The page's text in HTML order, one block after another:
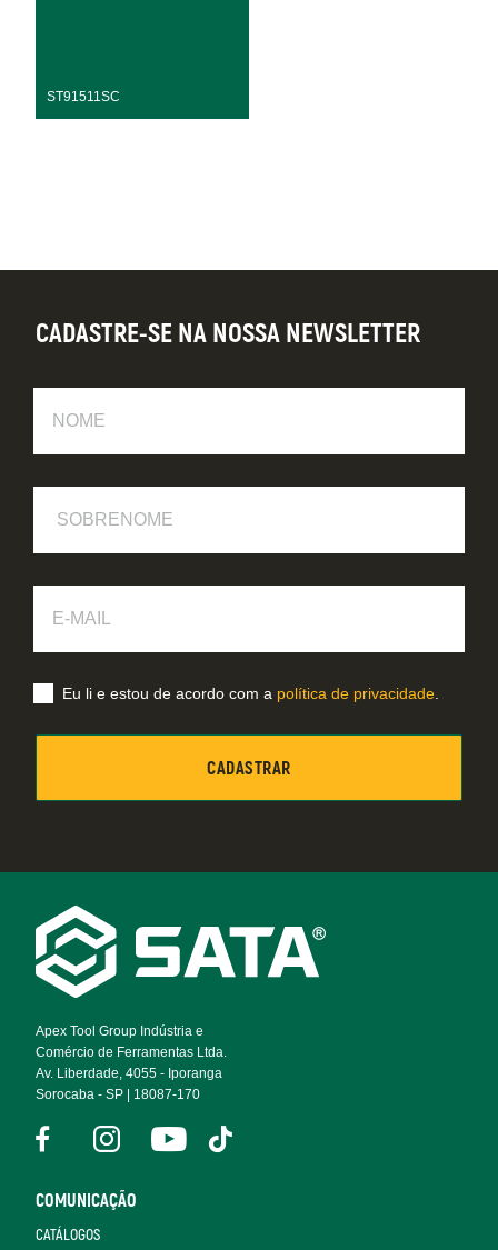
ST91511SC
Footer
Navigation
Apex Tool Group Indústria e
Comércio de Ferramentas Ltda.
Av. Liberdade, 4055 - Iporanga
Sorocaba - SP | 18087-170
COMUNICAÇÃO
CATÁLOGOS
CADASTRE-SE NA NOSSA NEWSLETTER
Mail
Eu li e estou de acordo com a política de privacidade